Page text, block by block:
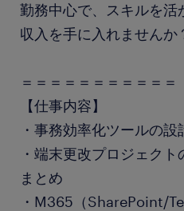
勤務中心で、スキルを活
収入を手に入れませんか
＝＝＝＝＝＝＝＝＝＝＝
【仕事内容】
・事務効率化ツールの設
・端末更改プロジェク
まとめ
・M365（SharePoint/